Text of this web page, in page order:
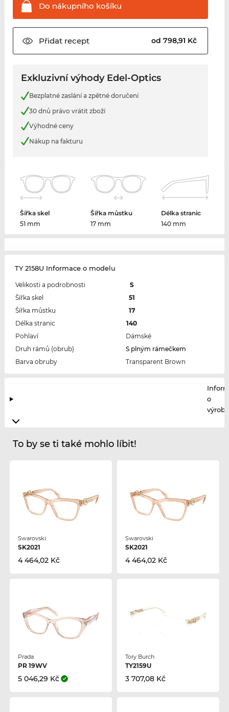
Do nákupního košíku
Přidatrecept od 798,91 Kč
Exkluzivní výhody Edel-Optics
Bezplatné zaslání a zpětné doručení
30 dnů právo vrátit zboží
Výhodné ceny
Nákup na fakturu
Šířka skel
51 mm
Šířka můstku
17 mm
Délka stranic
140 mm
TY 2158U Informace o modelu
Velikosti a podrobnosti
S
Šířka skel
51
Šířka můstku
17
Délka stranic
140
Pohlaví
Dámské
Druh rámů (obrub)
S plným rámečkem
Barva obruby
Transparent Brown
o
To by se ti také mohlo líbit!
Swarovski
SK2021
4 464,02 Kč
Swarovski
SK2021
4 464,02 Kč
Prada
PR 19WV
5 046,29 Kč
Tory Burch
TY2159U
3 707,08 Kč